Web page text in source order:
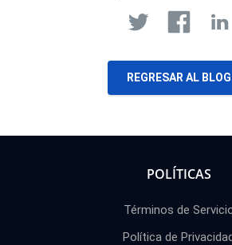
REGRESAR AL BLOG
POLÍTICAS
Términos de
Política de